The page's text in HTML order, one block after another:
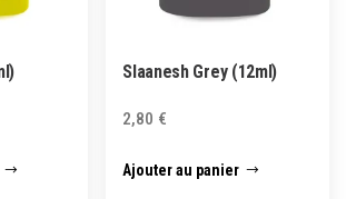
Slaanesh Grey (12ml)
2,80 €
Ajouter au panier